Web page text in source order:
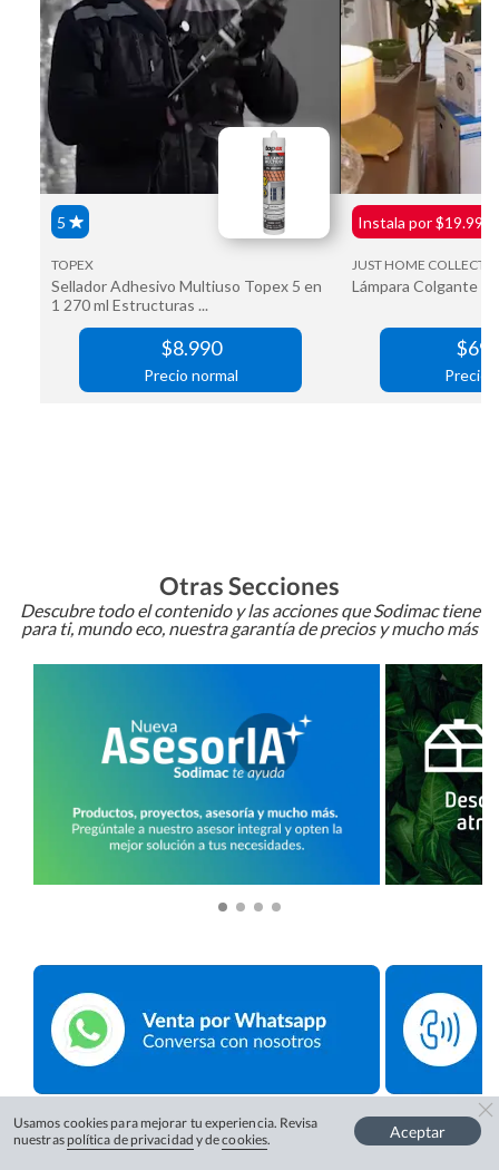
Otras Secciones
Descubre todo el contenido y las acciones que Sodimac tiene
para ti, mundo eco, nuestra garantía de precios y mucho más
Usamos cookies para mejorar tu experiencia. Revisa
nuestras política de privacidad y decookies. Aceptar